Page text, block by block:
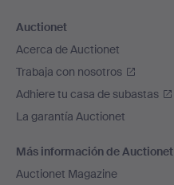
Auctionet
Acerca de Auctionet
Trabaja con nosotros
Adhiere tu casa de subastas
La garantía Auctionet
Más información de Auctionet
Auctionet Magazine